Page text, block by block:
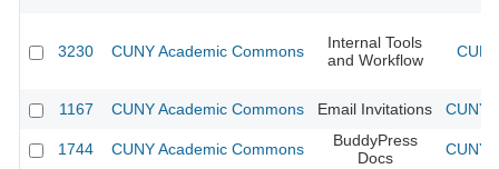
3230 CUNY Academic Commons
Internal Tools
and Workflow
1167 CUNY Academic Commons Email Invitations CUNY
1744 CUNY Academic Commons
BuddyPress
Docs
CUNY